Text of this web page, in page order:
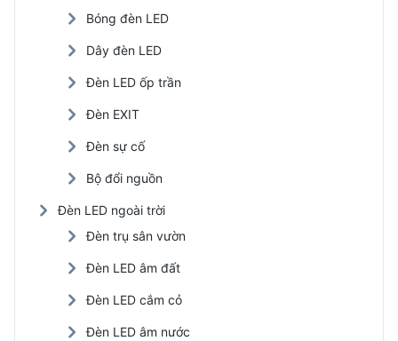
Bóng đèn LED
Dây đèn LED
Đèn LED ốp trần
Đèn EXIT
Đèn sự cố
Bộ đổi nguồn
Đèn LED ngoài trời
Đèn trụ sân vườn
Đèn LED âm đất
Đèn LED cắm cỏ
Đèn LED âm nước